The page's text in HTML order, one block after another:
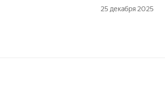
отсутствие
25 декабря 2025